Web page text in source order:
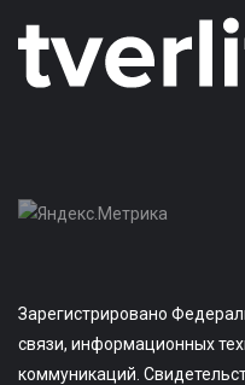
Зарегистрировано
связи, информационных
коммуникаций.